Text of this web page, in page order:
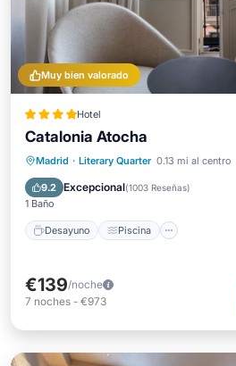
Muy bien valorado
Hotel
Catalonia Atocha
Madrid · Literary Quarter 0.13 mi al centro
9.2 Excepcional(1003 Reseñas)
1 Baño
Desayuno Piscina
Desayuno Piscina
Balcón/Terraza
€139/noche
7 noches - €973